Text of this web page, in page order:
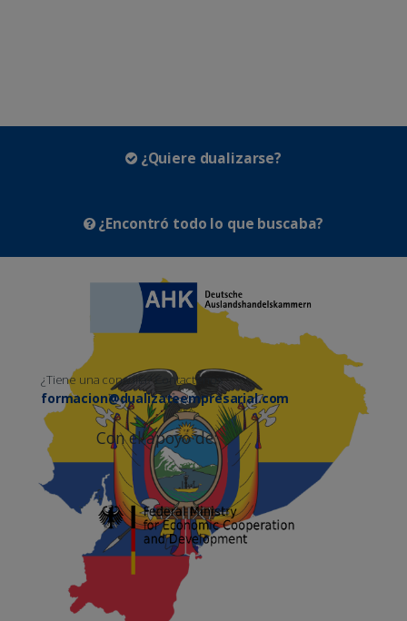
¿Quiere dualizarse?
¿Encontró todo lo que buscaba?
¿Tiene una consulta? Contactenos
formacion@dualizateempresarial.com
Con el apoyo de: